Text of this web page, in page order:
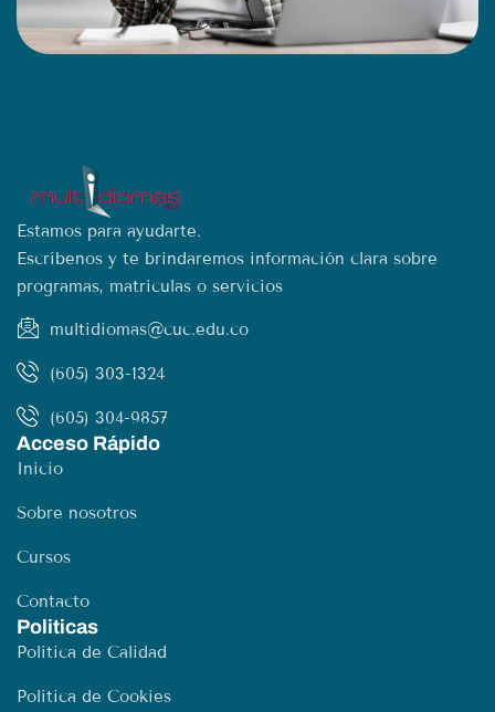
Estamos para ayudarte.
Escríbenos y te brindaremos información clara sobre
programas, matrículas o servicios
multidiomas@cuc.edu.co
(605) 303-1324
(605) 304-9857
Acceso Rápido
Inicio
Sobre nosotros
Cursos
Contacto
Politicas
Política de Calidad
Política de Cookies